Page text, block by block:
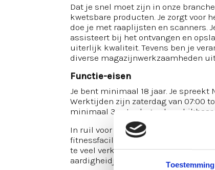
Toestemming
Dat je snel moet zijn in onze
kwetsbare producten. Je zorgt voor
doe je met raaplijsten en scanners.
assisteert bij het ontvangen en
uiterlijk kwaliteit. Tevens ben je
diverse magazijnwerkzaamheden
Functie-eisen
Je bent minimaal 18 jaar. Je
Werktijden zijn zaterdag van 07:00
minimaal 3 zaterdagen beschikbaar
In ruil voor dit alles bieden wij jou
fitnessfaciliteiten beschikbaar in het
te veel verklappen maar denk aan
aardigheidje tussendoor)